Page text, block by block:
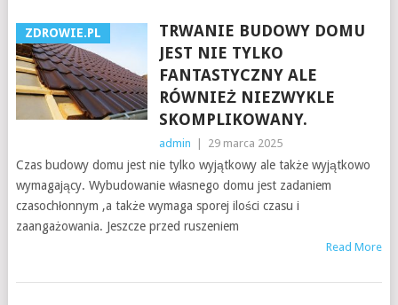
ZDROWIE.PL
TRWANIE BUDOWY DOMU
JEST NIE TYLKO
FANTASTYCZNY ALE
RÓWNIEŻ NIEZWYKLE
SKOMPLIKOWANY.
admin 29 marca 2025
Czas budowy domu jest nie tylko wyjątkowy ale także wyjątkowo
wymagający. Wybudowanie własnego domu jest zadaniem
czasochłonnym ,a także wymaga sporej ilości czasu i
zaangażowania. Jeszcze przed ruszeniem
Read More